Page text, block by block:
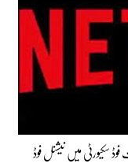
سکیورٹی میں نیشنل فوڈ